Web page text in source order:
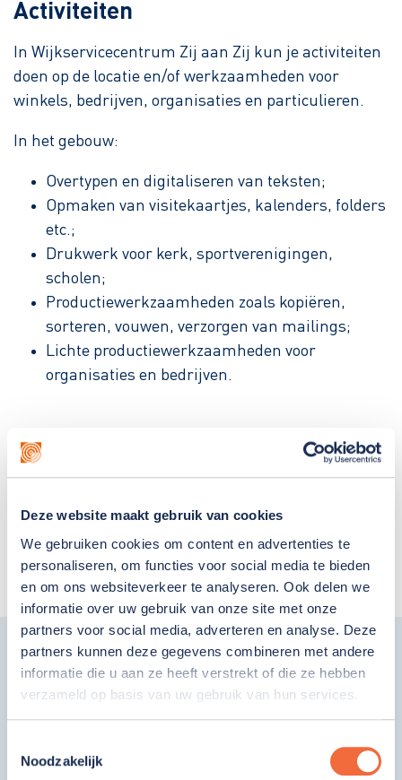
Deze website maakt gebruik van cookies
We gebruiken cookies om content en advertenties te
personaliseren, om functies voor social media te bieden
en om ons websiteverkeer te analyseren. Ook delen we
informatie over uw gebruik van onze site met onze
partners voor social media, adverteren en analyse. Deze
partners kunnen deze gegevens combineren met andere
informatie die u aan ze heeft verstrekt of die ze hebben
verzameld op basis van uw gebruik van hun services.
Noodzakelijk
Activiteiten
In Wijkservicecentrum Zij aan Zij kun je activiteiten
doen op de locatie en/of werkzaamheden voor
winkels, bedrijven, organisaties en particulieren.
In het gebouw:
Overtypen en digitaliseren van teksten;
Opmaken van visitekaartjes, kalenders, folders
etc.;
Drukwerk voor kerk, sportverenigingen,
scholen;
Productiewerkzaamheden zoals kopiëren,
sorteren, vouwen, verzorgen van mailings;
Lichte productiewerkzaamheden voor
organisaties en bedrijven.
Vrijwilligerswerk op verschillende plekken:
Honden uitlaten;
Koffie schenken;
Boodschappen doen.
Gebouw en omgeving
Wijkservicecentrum Zij aan Zij ligt in een
Voorschoten. De locatie is makkelijk te bereiken